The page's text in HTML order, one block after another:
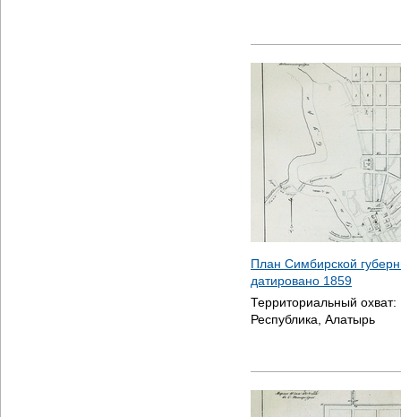
План Симбирской
датировано 1859
Территориальный охват:
Республика, Алатырь